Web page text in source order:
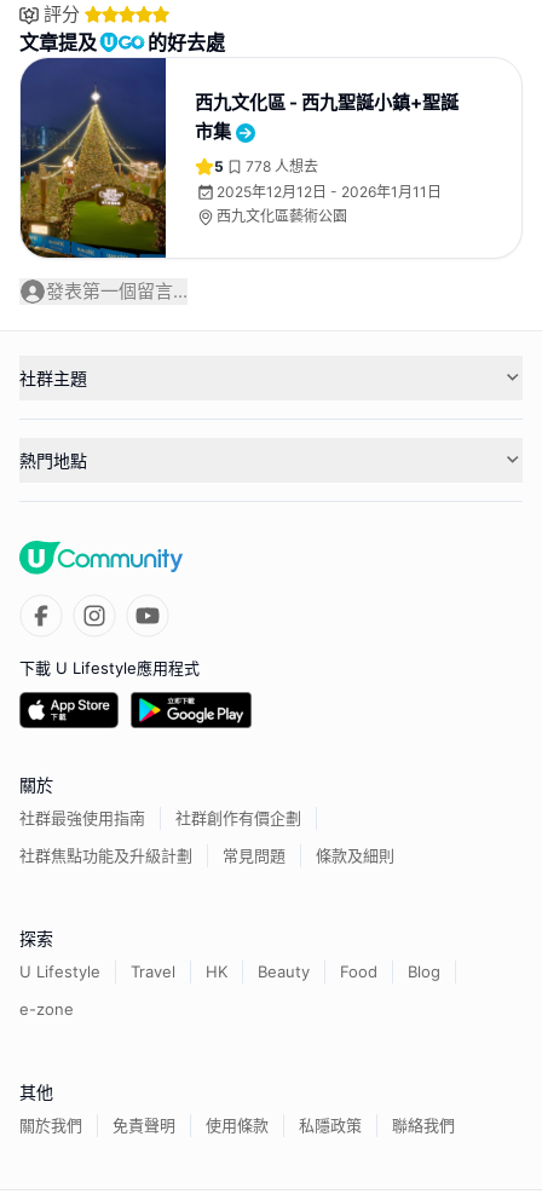
評分
文章提及 的好去處
西九文化區 - 西九聖誕小鎮+聖誕
市集
5 778 人想去
2025年12月12日 - 2026年1月11日
西九文化區藝術公園
發表第一個留言...
社群主題
熱門地點
下載 U Lifestyle應用程式
關於
社群最強使用指南
社群創作有價企劃
社群焦點功能及升級計劃
常見問題 條款及細則
探索
U Lifestyle Travel HK Beauty Food
Blog
e-zone
其他
關於我們 免責聲明 使用條款 私隱政策 聯絡我們